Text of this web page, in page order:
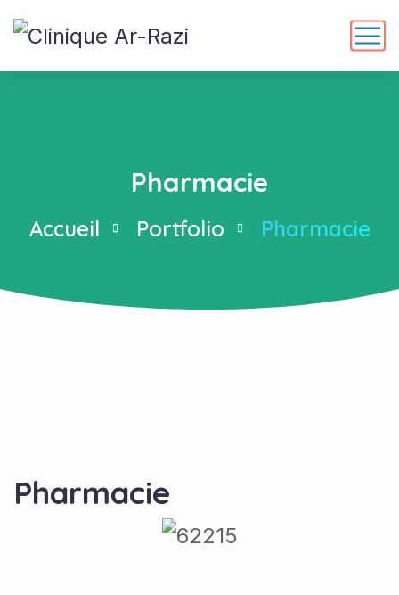
Pharmacie
Accueil Portfolio Pharmacie
Pharmacie